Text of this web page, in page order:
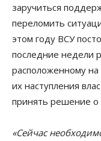
заручиться
переломить
этом году ВСУ
последние недели
расположенному на
их наступления
принять решение о
«Сейчас